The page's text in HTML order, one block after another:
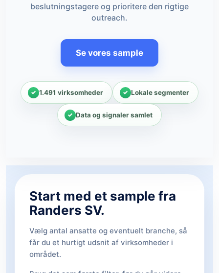
beslutningstagere og prioritere den rigtige
outreach.
Se vores sample
1.491 virksomheder Lokale segmenter
Data og signaler samlet
Start med et sample fra
Randers SV.
Vælg antal ansatte og eventuelt branche, så
får du et hurtigt udsnit af virksomheder i
området.